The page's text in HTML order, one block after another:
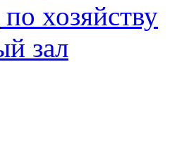
хозяйству
зал